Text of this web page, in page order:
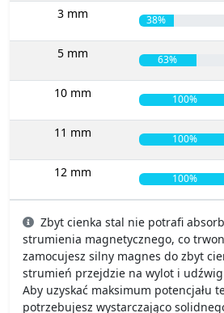
3 mm 38%
5 mm 63%
10 mm 100%
11 mm 100%
12 mm 100%
Zbyt cienka stal nie potrafi
strumienia magnetycznego, co
zamocujesz silny magnes do zbyt
strumień przejdzie na wylot i
Aby uzyskać maksimum potencjału
potrzebujesz wystarczająco